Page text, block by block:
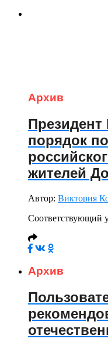
Архив
Президент
порядок
жителей
Автор: Виктория
Соответствующий
Архив